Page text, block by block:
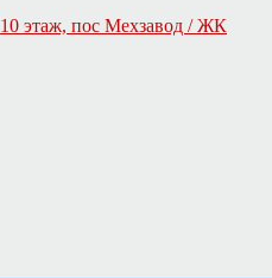
10 этаж, пос Мехзавод / ЖК